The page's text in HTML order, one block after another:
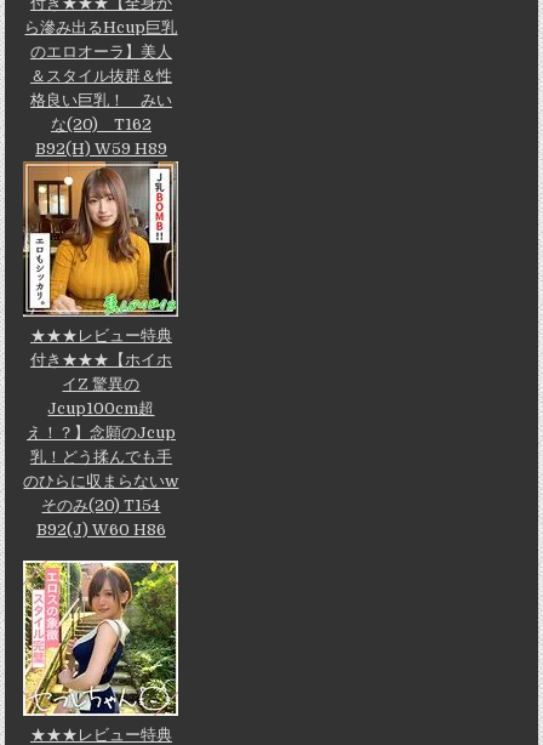
ら滲み出るHcup巨乳
のエロオーラ】美人
＆スタイル抜群＆性
格良い巨乳！ みい
な(20) T162
B92(H) W59 H89
★★★レビュー特典
付き★★★【ホイホ
イZ 驚異の
Jcup100cm超
え！？】念願のJcup
乳！どう揉んでも手
のひらに収まらないw
そのみ(20) T154
B92(J) W60 H86
★★★レビュー特典